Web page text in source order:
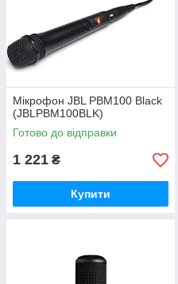
Мікрофон JBL PBM100 Black
(JBLPBM100BLK)
Готово до відправки
1 221 ₴
Купити